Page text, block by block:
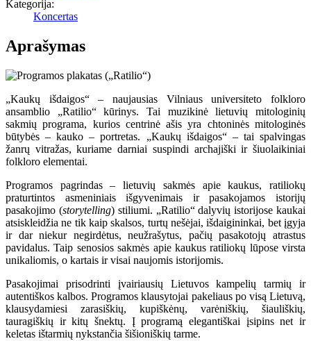
Kategorija:
Koncertas
Aprašymas
„Kaukų išdaigos“ – naujausias Vilniaus universiteto folkloro
ansamblio „Ratilio“ kūrinys. Tai muzikinė lietuvių mitologinių
sakmių programa, kurios centrinė ašis yra chtoninės mitologinės
būtybės – kauko – portretas. „Kaukų išdaigos“ – tai spalvingas
žanrų vitražas, kuriame darniai suspindi archajiški ir šiuolaikiniai
folkloro elementai.
Programos pagrindas – lietuvių sakmės apie kaukus, ratiliokų
praturtintos asmeniniais išgyvenimais ir pasakojamos istorijų
pasakojimo (storytelling) stiliumi. „Ratilio“ dalyvių istorijose kaukai
atsiskleidžia ne tik kaip skalsos, turtų nešėjai, išdaigininkai, bet įgyja
ir dar niekur negirdėtus, neužrašytus, pačių pasakotojų atrastus
pavidalus. Taip senosios sakmės apie kaukus ratiliokų lūpose virsta
unikaliomis, o kartais ir visai naujomis istorijomis.
Pasakojimai prisodrinti įvairiausių Lietuvos kampelių tarmių ir
autentiškos kalbos. Programos klausytojai pakeliaus po visą Lietuvą,
klausydamiesi zarasiškių, kupiškėnų, varėniškių, šiauliškių,
tauragiškių ir kitų šnektų. Į programą elegantiškai įsipins net ir
keletas ištarmių nykstančia šišioniškių tarme.